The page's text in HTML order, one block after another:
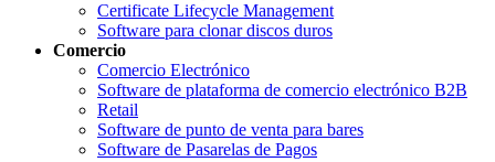
Certificate Lifecycle Management
Software para clonar discos duros
Comercio
Comercio Electrónico
Software de plataforma de comercio electrónico B2B
Retail
Software de punto de venta para bares
Software de Pasarelas de Pagos